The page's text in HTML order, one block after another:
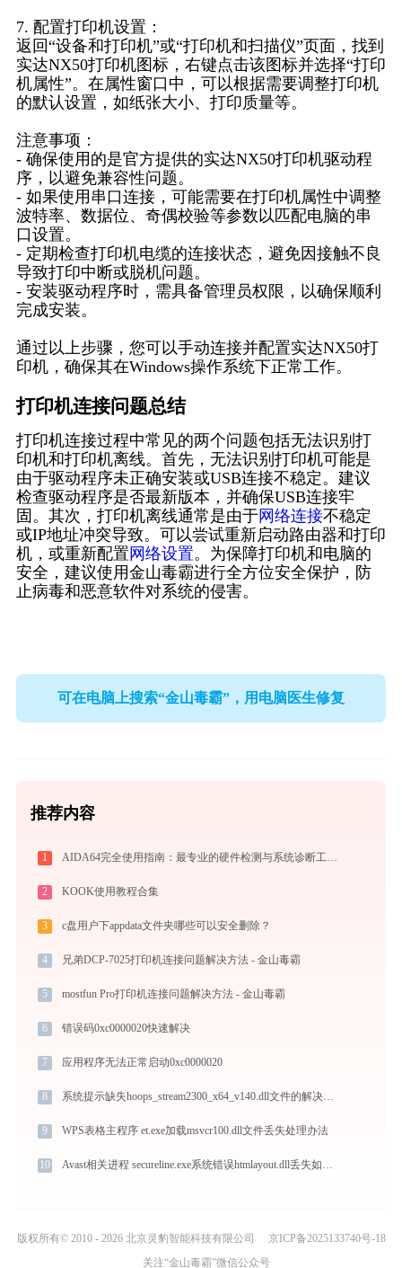
7. 配置打印机设置：
返回“设备和打印机”或“打印机和扫描仪”页面，找到
实达NX50打印机图标，右键点击该图标并选择“打印
机属性”。在属性窗口中，可以根据需要调整打印机
的默认设置，如纸张大小、打印质量等。
注意事项：
- 确保使用的是官方提供的实达NX50打印机驱动程
序，以避免兼容性问题。
- 如果使用串口连接，可能需要在打印机属性中调整
波特率、数据位、奇偶校验等参数以匹配电脑的串
口设置。
- 定期检查打印机电缆的连接状态，避免因接触不良
导致打印中断或脱机问题。
- 安装驱动程序时，需具备管理员权限，以确保顺利
完成安装。
通过以上步骤，您可以手动连接并配置实达NX50打
印机，确保其在Windows操作系统下正常工作。
打印机连接问题总结
打印机连接过程中常见的两个问题包括无法识别打
印机和打印机离线。首先，无法识别打印机可能是
由于驱动程序未正确安装或USB连接不稳定。建议
检查驱动程序是否最新版本，并确保USB连接牢
固。其次，打印机离线通常是由于网络连接不稳定
或IP地址冲突导致。可以尝试重新启动路由器和打印
机，或重新配置 网络设置。为保障打印机和电脑的
安全，建议使用金山毒霸进行全方位安全保护，防
止病毒和恶意软件对系统的侵害。
可在电脑上搜索“金山毒霸”，用电脑医生修复
推荐内容
1 AIDA64完全使用指南：最专业的硬件检测与系统诊断工具从入门到精通（2026最新）
2 KOOK使用教程合集
3 c盘用户下appdata文件夹哪些可以安全删除？
4 兄弟DCP-7025打印机连接问题解决方法 - 金山毒霸
5 mostfun Pro打印机连接问题解决方法 - 金山毒霸
6 错误码0xc0000020快速解决
7 应用程序无法正常启动0xc0000020
8 系统提示缺失hoops_stream2300_x64_v140.dll文件的解决方法
9 WPS表格主程序 et.exe加载msvcr100.dll文件丢失处理办法
10 Avast相关进程 secureline.exe系统错误htmlayout.dll丢失如何解决
版权所有© 2010 - 2026 北京灵豹智能科技有限公司
京ICP备2025133740号-18
关注“金山毒霸”微信公众号